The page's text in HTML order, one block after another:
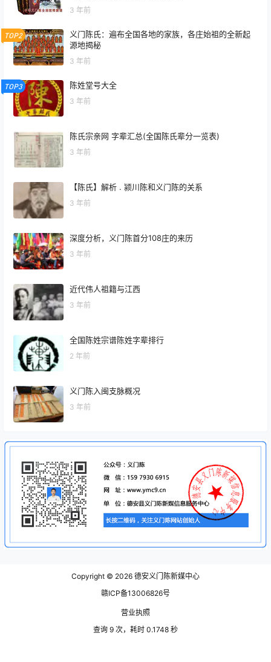
3 年前
TOP2
义门陈氏：遍布全国各地的家族，各庄始祖的全新起
源地揭秘
3 年前
TOP3 陈姓堂号大全
3 年前
陈氏宗亲网 字辈汇总(全国陈氏辈分一览表)
3 年前
【陈氏】解析 . 颍川陈和义门陈的关系
3 年前
深度分析，义门陈首分108庄的来历
3 年前
近代伟人祖籍与江西
3 年前
全国陈姓宗谱陈姓字辈排行
2 年前
义门陈入闽支脉概况
3 年前
Copyright © 2026 德安义门陈新媒中心
赣ICP备13006826号
营业执照
查询 9 次，耗时 0.1748 秒